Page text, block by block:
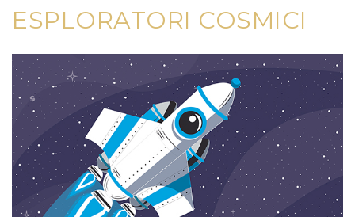
ESPLORATORI COSMICI